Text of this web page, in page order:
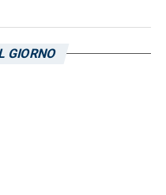
a Cagliari
la match
GIORNO